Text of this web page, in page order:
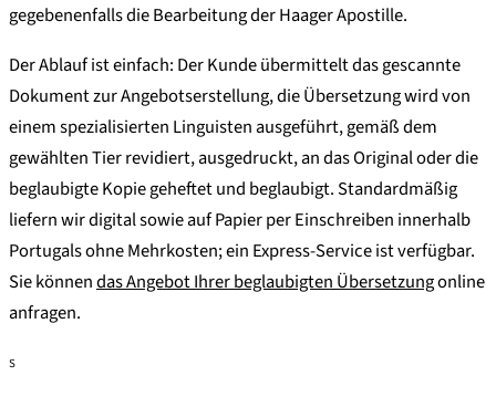
gegebenenfalls die Bearbeitung der Haager Apostille.
Der Ablauf ist einfach: Der Kunde übermittelt das gescannte
Dokument zur Angebotserstellung, die Übersetzung wird von
einem spezialisierten Linguisten ausgeführt, gemäß dem
gewählten Tier revidiert, ausgedruckt, an das Original oder die
beglaubigte Kopie geheftet und beglaubigt. Standardmäßig
liefern wir digital sowie auf Papier per Einschreiben innerhalb
Portugals ohne Mehrkosten; ein Express-Service ist verfügbar.
Sie könnendas Angebot Ihrer beglaubigten Übersetzungonline
anfragen.
S